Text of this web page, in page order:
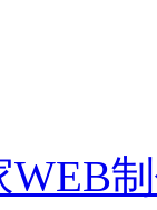
WEB